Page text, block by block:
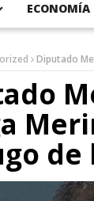
ECONOMÍA
Diputado
de